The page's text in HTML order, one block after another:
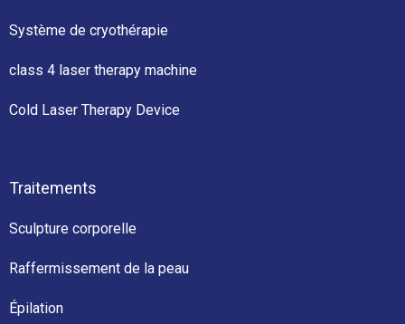
Système de cryothérapie
class 4 laser therapy machine
Cold Laser Therapy Device
Traitements
Sculpture corporelle
Raffermissement de la peau
Épilation